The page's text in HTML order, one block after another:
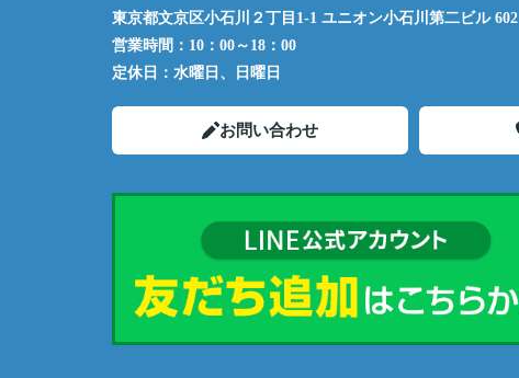
東京都文京区小石川２丁目1-1 ユニオン小石川第二ビル 602
営業時間： 10：00～18：00
定休日： 水曜日、日曜日
お問い合わせ